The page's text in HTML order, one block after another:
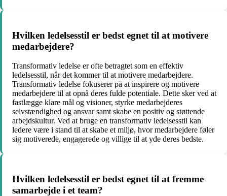
Hvilken ledelsesstil er bedst egnet til at motivere
medarbejdere?
Transformativ ledelse er ofte betragtet som en effektiv
ledelsesstil, når det kommer til at motivere medarbejdere.
Transformativ ledelse fokuserer på at inspirere og motivere
medarbejdere til at opnå deres fulde potentiale. Dette sker ved at
fastlægge klare mål og visioner, styrke medarbejderes
selvstændighed og ansvar samt skabe en positiv og støttende
arbejdskultur. Ved at bruge en transformativ ledelsesstil kan
ledere være i stand til at skabe et miljø, hvor medarbejdere føler
sig motiverede, engagerede og villige til at yde deres bedste.
Hvilken ledelsesstil er bedst egnet til at fremme
samarbejde i et team?